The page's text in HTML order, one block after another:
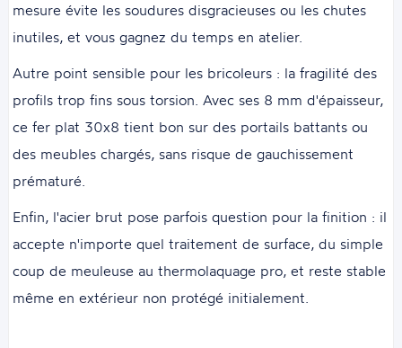
mesure évite les soudures disgracieuses ou les chutes
inutiles, et vous gagnez du temps en atelier.
Autre point sensible pour les bricoleurs : la fragilité des
profils trop fins sous torsion. Avec ses 8 mm d'épaisseur,
ce fer plat 30x8 tient bon sur des portails battants ou
des meubles chargés, sans risque de gauchissement
prématuré.
Enfin, l'acier brut pose parfois question pour la finition : il
accepte n'importe quel traitement de surface, du simple
coup de meuleuse au thermolaquage pro, et reste stable
même en extérieur non protégé initialement.